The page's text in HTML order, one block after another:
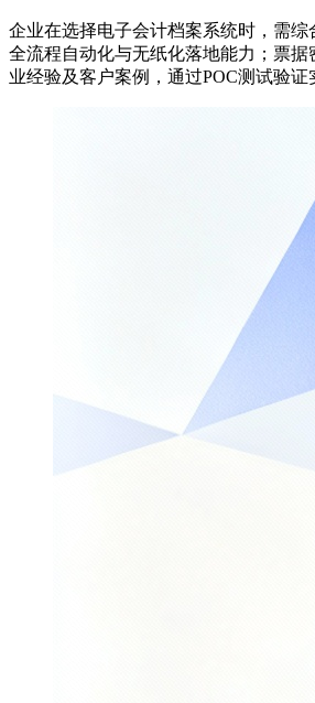
企业在选择电子会计档案系统时，需
全流程自动化与无纸化落地能力；票
业经验及客户案例，通过POC测试验证